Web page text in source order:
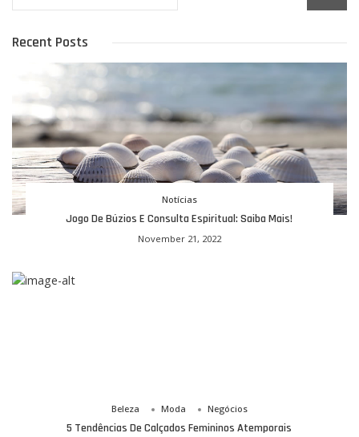
Recent Posts
Notícias
Jogo De Búzios E Consulta Espiritual: Saiba Mais!
November 21, 2022
Beleza Moda Negócios
5 Tendências De Calçados Femininos Atemporais